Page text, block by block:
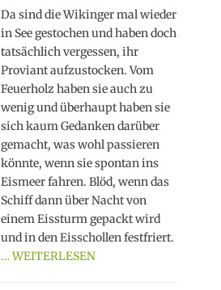
Da sind die Wikinger mal wieder
in See gestochen und haben doch
tatsächlich vergessen, ihr
Proviant aufzustocken. Vom
Feuerholz haben sie auch zu
wenig und überhaupt haben sie
sich kaum Gedanken darüber
gemacht, was wohl passieren
könnte, wenn sie spontan ins
Eismeer fahren. Blöd, wenn das
Schiff dann über Nacht von
einem Eissturm gepackt wird
und in den Eisschollen festfriert.
… WEITERLESEN